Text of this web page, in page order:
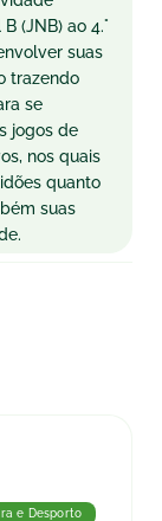
(JNB) ao 4.°
suas
trazendo
se
jogos de
nos quais
quanto
suas
e Desporto